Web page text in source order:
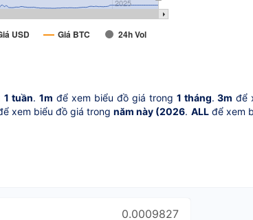
USD Giá BTC 24h Vol
2025
1 tuần.1m để xem biểu đồ giá trong 1 tháng.3m để
xem biểu đồ giá trongnăm này (2026. ALLđể xem